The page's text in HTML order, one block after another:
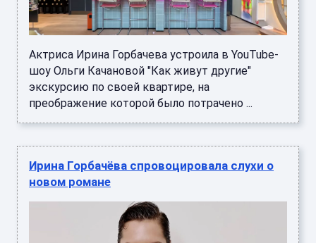
Актриса Ирина Горбачева устроила в YouTube-
шоу Ольги Качановой "Как живут другие"
экскурсию по своей квартире, на
преображение которой было потрачено ...
Ирина Горбачёва спровоцировала слухи о
новом романе